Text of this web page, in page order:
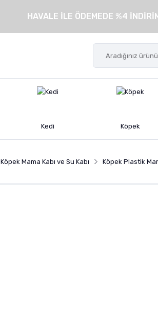
HAVALE İLE ÖDEMEDE %4
Kedi Köpek
Köpek Mama Kabı ve Su Kabı Köpek Plastik